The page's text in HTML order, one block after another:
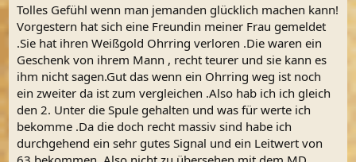
Tolles Gefühl wenn man jemanden glücklich machen kann!
Vorgestern hat sich eine Freundin meiner Frau gemeldet
.Sie hat ihren Weißgold Ohrring verloren .Die waren ein
Geschenk von ihrem Mann , recht teurer und sie kann es
ihm nicht sagen.Gut das wenn ein Ohrring weg ist noch
ein zweiter da ist zum vergleichen .Also hab ich ich gleich
den 2. Unter die Spule gehalten und was für werte ich
bekomme .Da die doch recht massiv sind habe ich
durchgehend ein sehr gutes Signal und ein Leitwert von